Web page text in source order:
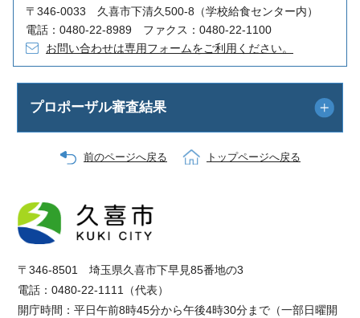
〒346-0033 久喜市下清久500-8（学校給食センター内）
電話：0480-22-8989 ファクス：0480-22-1100
お問い合わせは専用フォームをご利用ください。
プロポーザル審査結果
前のページへ戻る トップページへ戻る
〒346-8501 埼玉県久喜市下早見85番地の3
電話：0480-22-1111（代表）
開庁時間：平日午前8時45分から午後4時30分まで（一部日曜開